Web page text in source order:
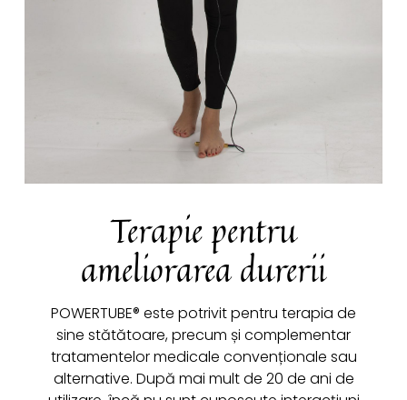
Terapie pentru
ameliorarea durerii
POWERTUBE® este potrivit pentru terapia de
sine stătătoare, precum și complementar
tratamentelor medicale convenționale sau
alternative. După mai mult de 20 de ani de